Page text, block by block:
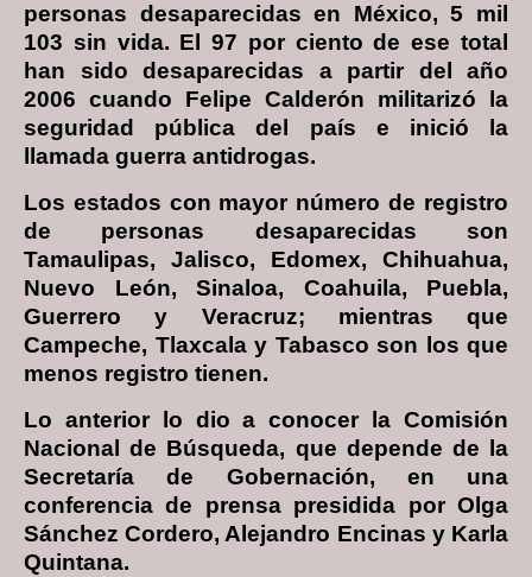
personas desaparecidas en México, 5 mil
103 sin vida. El 97 por ciento de ese total
han sido desaparecidas a partir del año
2006 cuando Felipe Calderón militarizó la
seguridad pública del país e inició la
llamada guerra antidrogas.
Los estados con mayor número de registro
de personas desaparecidas son
Tamaulipas, Jalisco, Edomex, Chihuahua,
Nuevo León, Sinaloa, Coahuila, Puebla,
Guerrero y Veracruz; mientras que
Campeche, Tlaxcala y Tabasco son los que
menos registro tienen.
Lo anterior lo dio a conocer la Comisión
Nacional de Búsqueda, que depende de la
Secretaría de Gobernación, en una
conferencia de prensa presidida por Olga
Sánchez Cordero, Alejandro Encinas y Karla
Quintana.